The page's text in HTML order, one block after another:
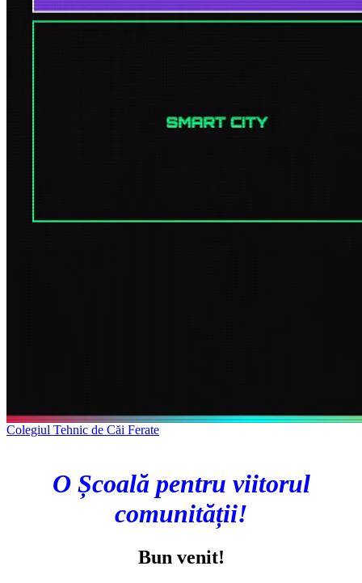
Colegiul Tehnic de Căi Ferate
O Școală pentru viitorul
comunității!
Bun venit!